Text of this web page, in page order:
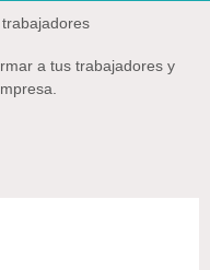
a tus trabajadores y